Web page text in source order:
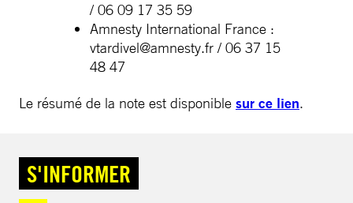
/ 06 09 17 35 59
Amnesty International France :
vtardivel@amnesty.fr / 06 37 15
48 47
Le résumé de la note est disponible sur ce lien.
S'INFORMER